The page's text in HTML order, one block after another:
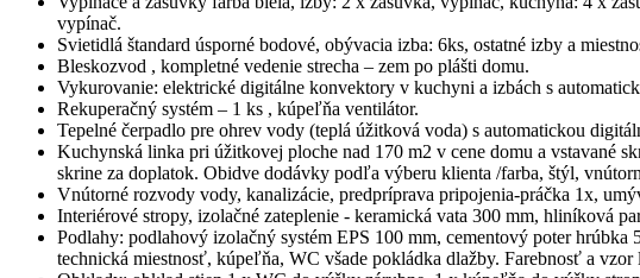
vypínač.
Svietidlá štandard úsporné bodové, obývacia izba: 6ks, ostatné izby a
Bleskozvod , kompletné vedenie strecha – zem po plášti domu.
Vykurovanie: elektrické digitálne konvektory v kuchyni a izbách s
Rekuperačný systém – 1 ks , kúpeľňa ventilátor.
Tepelné čerpadlo pre ohrev vody (teplá úžitková voda) s automatickou
Kuchynská linka pri úžitkovej ploche nad 170 m2 v cene domu a vstavané
skrine za doplatok. Obidve dodávky podľa výberu klienta /farba, štýl,
Vnútorné rozvody vody, kanalizácie, predpríprava pripojenia-práčka 1x,
Interiérové stropy, izolačné zateplenie - keramická vata 300 mm, hliníková
Podlahy: podlahový izolačný systém EPS 100 mm, cementový poter
technická miestnosť, kúpeľňa, WC všade pokládka dlažby. Farebnosť a